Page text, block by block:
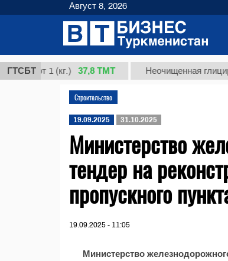
ГТСБТ
сорт 1 (кг.) 37,8 ТМТ Неочищенная
Строительство
19.09.2025 31.10.2025
Министерство
тендер на
пропускного
19.09.2025 - 11:05
Министерство
Август 8, 2026